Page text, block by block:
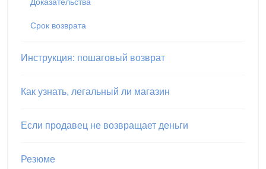
Срок возврата
Инструкция: пошаговый возврат
Как узнать, легальный ли магазин
Если продавец не возвращает деньги
Резюме